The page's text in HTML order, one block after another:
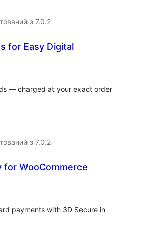
з 7.0.2
for Easy Digital
— charged at your exact order
з 7.0.2
for WooCommerce
payments with 3D Secure in